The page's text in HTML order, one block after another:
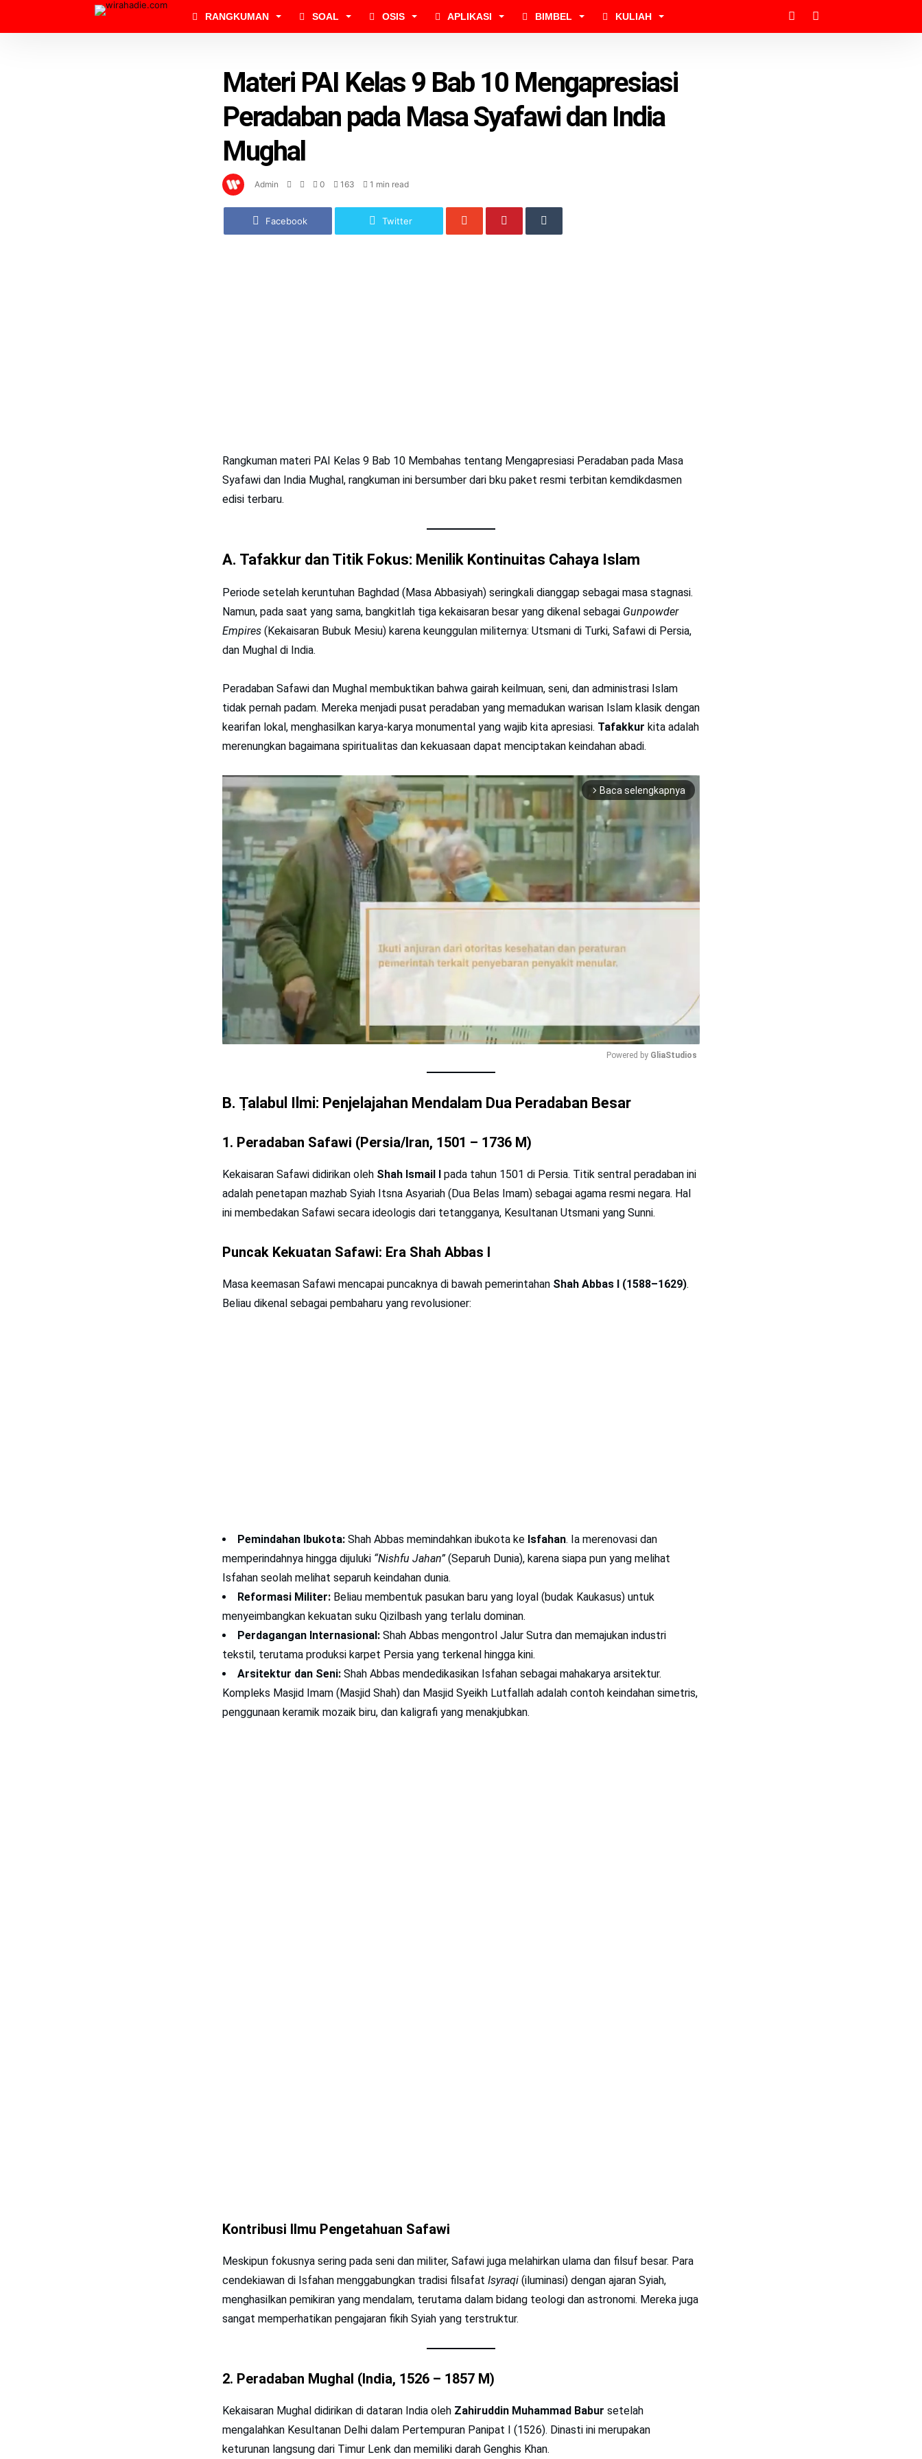
RANGKUMAN SOAL OSIS APLIKASI BIMBEL KULIAH
Materi PAI Kelas 9 Bab 10 Mengapresiasi
Peradaban pada Masa Syafawi dan India
Mughal
Admin 0 163 1 min read
Facebook Twitter
Rangkuman materi PAI Kelas 9 Bab 10 Membahas tentang Mengapresiasi Peradaban pada Masa
Syafawi dan India Mughal, rangkuman ini bersumber dari bku paket resmi terbitan kemdikdasmen
edisi terbaru.
A. Tafakkur dan Titik Fokus: Menilik Kontinuitas Cahaya Islam
Periode setelah keruntuhan Baghdad (Masa Abbasiyah) seringkali dianggap sebagai masa stagnasi.
Namun, pada saat yang sama, bangkitlah tiga kekaisaran besar yang dikenal sebagai Gunpowder
Empires (Kekaisaran Bubuk Mesiu) karena keunggulan militernya: Utsmani di Turki, Safawi di Persia,
dan Mughal di India.
Peradaban Safawi dan Mughal membuktikan bahwa gairah keilmuan, seni, dan administrasi Islam
tidak pernah padam. Mereka menjadi pusat peradaban yang memadukan warisan Islam klasik dengan
kearifan lokal, menghasilkan karya-karya monumental yang wajib kita apresiasi. Tafakkur kita adalah
merenungkan bagaimana spiritualitas dan kekuasaan dapat menciptakan keindahan abadi.
arrow_forward_ios Baca selengkapnya
Powered by GliaStudios
B. Ṭalabul Ilmi: Penjelajahan Mendalam Dua Peradaban Besar
1. Peradaban Safawi (Persia/Iran, 1501 – 1736 M)
Kekaisaran Safawi didirikan oleh Shah Ismail I pada tahun 1501 di Persia. Titik sentral peradaban ini
adalah penetapan mazhab Syiah Itsna Asyariah (Dua Belas Imam) sebagai agama resmi negara. Hal
ini membedakan Safawi secara ideologis dari tetangganya, Kesultanan Utsmani yang Sunni.
Puncak Kekuatan Safawi: Era Shah Abbas I
Masa keemasan Safawi mencapai puncaknya di bawah pemerintahan Shah Abbas I (1588–1629).
Beliau dikenal sebagai pembaharu yang revolusioner:
Pemindahan Ibukota: Shah Abbas memindahkan ibukota ke Isfahan. Ia merenovasi dan
memperindahnya hingga dijuluki “Nishfu Jahan”(Separuh Dunia), karena siapa pun yang melihat
Isfahan seolah melihat separuh keindahan dunia.
Reformasi Militer: Beliau membentuk pasukan baru yang loyal (budak Kaukasus) untuk
menyeimbangkan kekuatan suku Qizilbash yang terlalu dominan.
Perdagangan Internasional: Shah Abbas mengontrol Jalur Sutra dan memajukan industri
tekstil, terutama produksi karpet Persia yang terkenal hingga kini.
Arsitektur dan Seni: Shah Abbas mendedikasikan Isfahan sebagai mahakarya arsitektur.
Kompleks Masjid Imam (Masjid Shah) dan Masjid Syeikh Lutfallah adalah contoh keindahan simetris,
penggunaan keramik mozaik biru, dan kaligrafi yang menakjubkan.
Kontribusi Ilmu Pengetahuan Safawi
Meskipun fokusnya sering pada seni dan militer, Safawi juga melahirkan ulama dan filsuf besar. Para
cendekiawan di Isfahan menggabungkan tradisi filsafat Isyraqi (iluminasi) dengan ajaran Syiah,
menghasilkan pemikiran yang mendalam, terutama dalam bidang teologi dan astronomi. Mereka juga
sangat memperhatikan pengajaran fikih Syiah yang terstruktur.
2. Peradaban Mughal (India, 1526 – 1857 M)
Kekaisaran Mughal didirikan di dataran India oleh Zahiruddin Muhammad Babur setelah
mengalahkan Kesultanan Delhi dalam Pertempuran Panipat I (1526). Dinasti ini merupakan
keturunan langsung dari Timur Lenk dan memiliki darah Genghis Khan.